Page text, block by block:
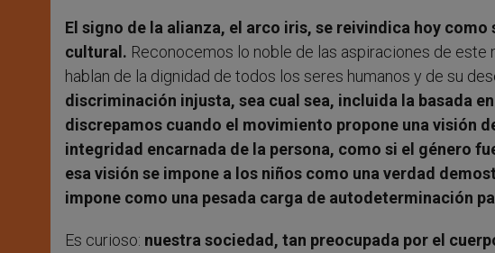
El signo de la alianza, el arco iris, se reivindica hoy
cultural. Reconocemos lo noble de las aspiraciones de
hablan de la dignidad de todos los seres humanos y de su
discriminación injusta, sea cual sea, incluida la basada
discrepamos cuando el movimiento propone una visión
integridad encarnada de la persona, como si el género
esa visión se impone a los niños como una verdad
impone como una pesada carga de autodeterminación
Es curioso: nuestra sociedad, tan preocupada por el